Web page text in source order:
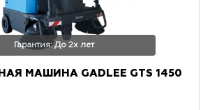
Гарантия: До 2х лет
МАШИНА GADLEE GTS 1450